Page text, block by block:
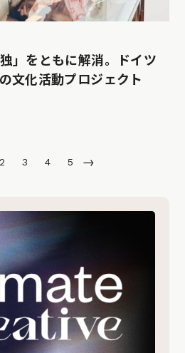
」をともに解消。ドイツ
文化活動プロジェクト
2 3 4 5 →